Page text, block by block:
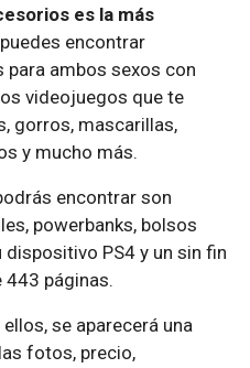
es la más
encontrar
ambos sexos con
videojuegos que te
gorros, mascarillas,
y mucho más.
encontrar son
powerbanks, bolsos
PS4 y un sin fin
páginas.
se aparecerá una
fotos, precio,